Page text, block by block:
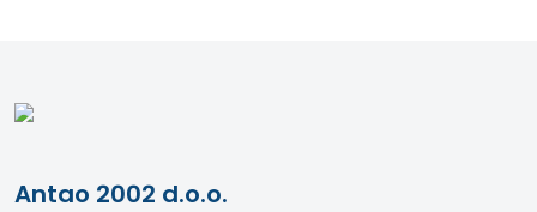
Antao 2002 d.o.o.